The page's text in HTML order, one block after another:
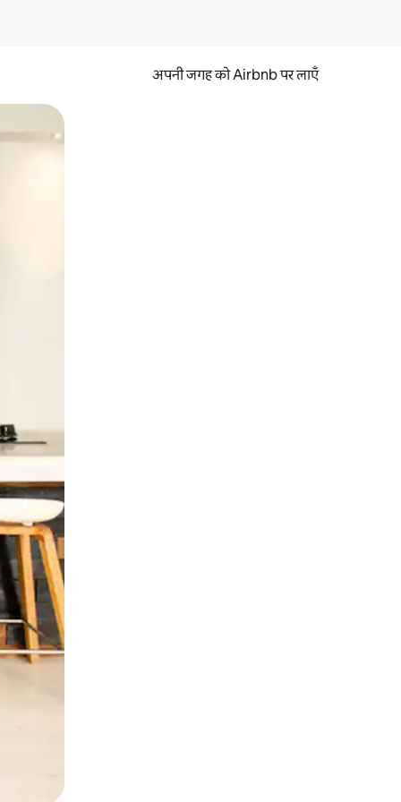
अपनी जगह को Airbnb पर लाएँ